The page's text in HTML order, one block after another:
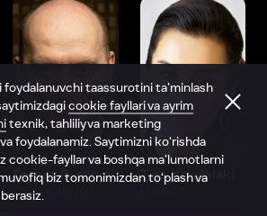
Sergey Burunov
Dublyaj aktyori
Tina Kandelaki
foydalanuvchi taassurotini ta’minlash
cookie fayllari va ayrim
texnik, tahliliy va marketing
foydalanamiz. Saytimizni ko‘rishda
cookie-fayllar va boshqa ma’lumotlarni
biz tomonimizdan to‘plash va